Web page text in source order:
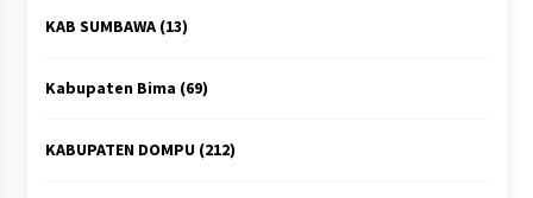
KAB SUMBAWA(13)
Kabupaten Bima (69)
KABUPATEN DOMPU(212)